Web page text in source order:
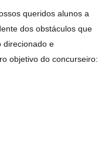
queridos alunos a
dos obstáculos que
direcionado e
objetivo do concurseiro: